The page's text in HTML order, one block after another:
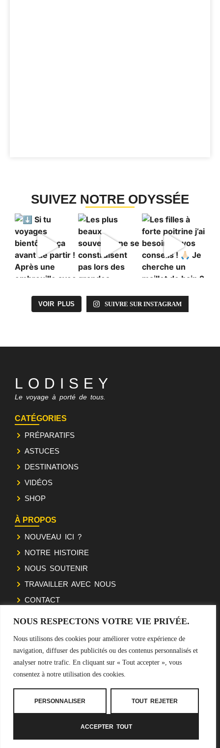
NOUS RESPECTONS VOTRE VIE PRIVÉE.
Nous utilisons des cookies pour améliorer votre expérience de
navigation, diffuser des publicités ou des contenus personnalisés et
analyser notre trafic. En cliquant sur « Tout accepter », vous
consentez à notre utilisation des cookies.
PERSONNALISER TOUT REJETER
ACCEPTER TOUT
SUIVEZ NOTRE ODYSSÉE
VOIR PLUS SUIVRE SUR INSTAGRAM
LODISEY
Le voyage à porté de tous.
CATÉGORIES
PRÉPARATIFS
ASTUCES
DESTINATIONS
VIDÉOS
SHOP
À PROPOS
NOUVEAU ICI ?
NOTRE HISTOIRE
NOUS SOUTENIR
TRAVAILLER AVEC NOUS
CONTACT
SUIVEZ NOTRE ODYSSÉE
NEWSLETTER
–CGV–Politiques de confidentialité